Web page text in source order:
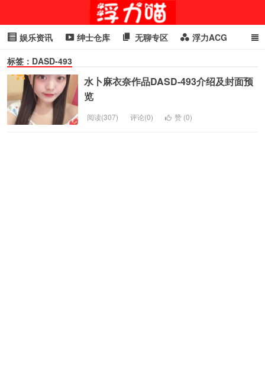
娱乐资讯 绅士仓库 无聊专区 浮力ACG
浮力GIF 明星头条
cosplay
标签：DASD-493
水卜麻衣奈作品DASD-493介绍及封面预
览
阅读(307) 评论(0) 赞 (0)